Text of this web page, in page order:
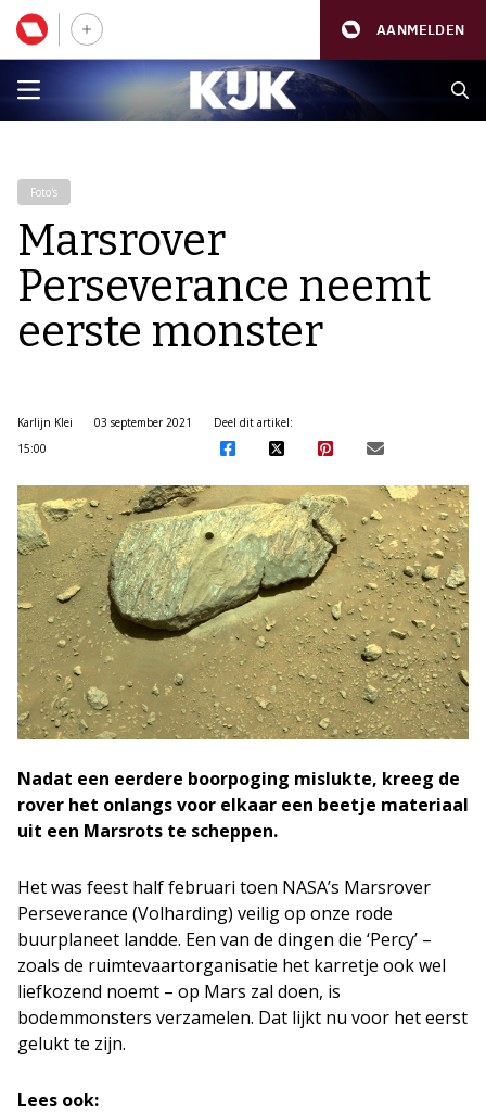
AANMELDEN
Foto's
Marsrover
Perseverance neemt
eerste monster
Karlijn Klei
03 september 2021
15:00
Deel dit artikel:
Nadat een eerdere boorpoging mislukte, kreeg de
rover het onlangs voor elkaar een beetje materiaal
uit een Marsrots te scheppen.
Het was feest half februari toen NASA’s Marsrover
Perseverance (Volharding) veilig op onze rode
buurplaneet landde. Een van de dingen die ‘Percy’ –
zoals de ruimtevaartorganisatie het karretje ook wel
liefkozend noemt – op Mars zal doen, is
bodemmonsters verzamelen. Dat lijkt nu voor het eerst
gelukt te zijn.
Lees ook: